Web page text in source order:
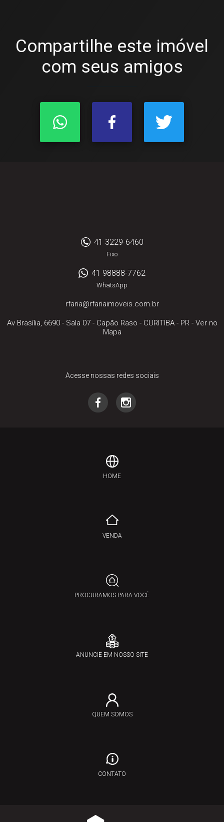
Compartilhe este imóvel
com seus amigos
41 3229-6460
Fixo
41 98888-7762
WhatsApp
rfaria@rfariaimoveis.com.br
Av Brasília, 6690 - Sala 07- Capão Raso - CURITIBA- PR- Ver no
Mapa
Acesse nossas redes sociais
HOME
VENDA
PROCURAMOS PARA VOCÊ
ANUNCIE EM NOSSO SITE
QUEM SOMOS
CONTATO